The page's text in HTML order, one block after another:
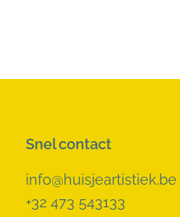
Snel contact
info@huisjeartistiek.be
+32 473 543133